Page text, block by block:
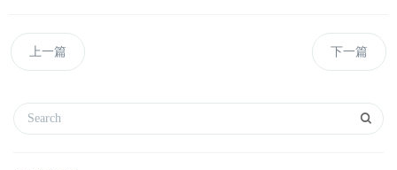
上一篇 下一篇